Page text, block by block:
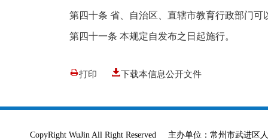
第四十条 省、自治区、直辖市教育行政部门
第四十一条 本规定自发布之日起施行。
打印 下载本信息公开文件
CopyRight WuJin All Right Reserved 主办单位：常州市武进